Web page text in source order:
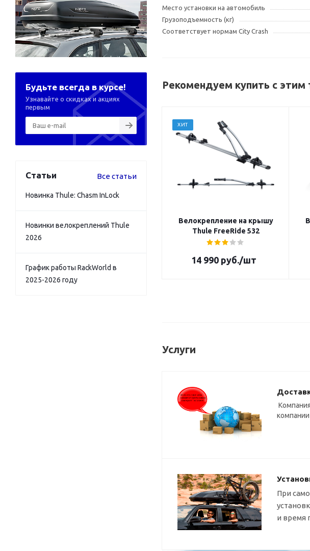
Место установки на автомобиль
Грузоподъемность (кг)
Соответствует нормам City Crash
Рекомендуем купить с этим
ХИТ
Велокрепление на крышу
Thule FreeRide 532
14 990 руб./шт
Услуги
При
и время
Будьте всегда в курсе!
Узнавайте о скидках и акциях
первым
Статьи Все статьи
Новинка Thule: Chasm InLock
Новинки велокреплений Thule
2026
График работы RackWorld в
2025-2026 году